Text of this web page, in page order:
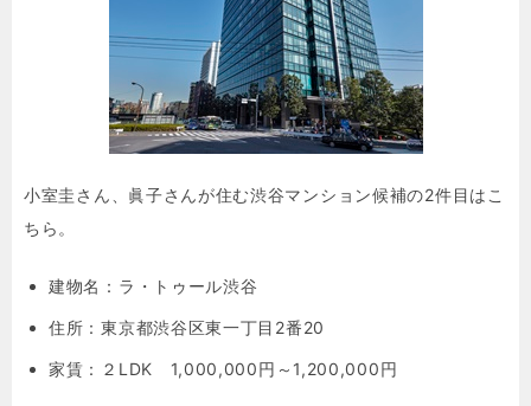
小室圭さん、眞子さんが住む渋谷マンション候補の2件目はこ
ちら。
建物名： ラ・トゥール渋谷
住所：東京都渋谷区東一丁目2番20
家賃：２LDK 1,000,000円～1,200,000円